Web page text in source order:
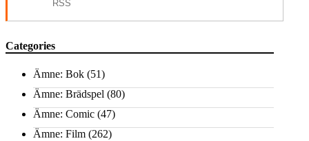
RSS
Categories
Ämne: Bok (51)
Ämne: Brädspel (80)
Ämne: Comic (47)
Ämne: Film (262)